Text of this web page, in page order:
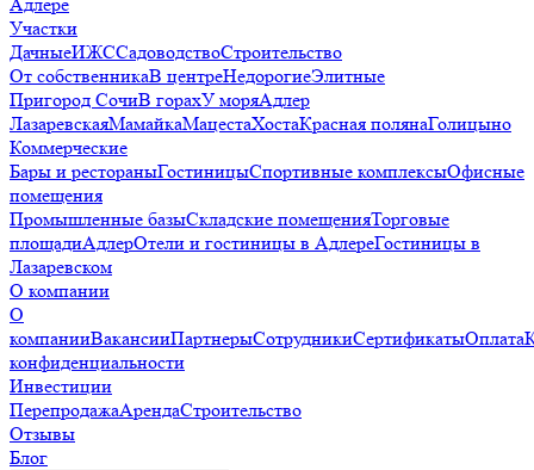
Участки
ДачныеИЖССадоводствоСтроительство
От собственникаВ центреНедорогиеЭлитные
Пригород СочиВ горахУ моряАдлер
ЛазаревскаяМамайкаМацестаХостаКрасная полянаГолицыно
Коммерческие
Бары и рестораныГостиницыСпортивные комплексыОфисные
помещения
Промышленные базыСкладские помещенияТорговые
площадиАдлерОтели и гостиницы в АдлереГостиницы в
Лазаревском
О компании
О
компанииВакансииПартнерыСотрудникиСертификатыОплата
конфиденциальности
Инвестиции
ПерепродажаАрендаСтроительство
Отзывы
Блог